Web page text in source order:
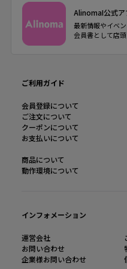
AlinomaI公式ア
最新情報やイベ
会員書として店
ご利用ガイド
会員登録について
ご注文について
クーポンについて
お支払いについて
商品について
動作環境について
インフォメーション
運営会社
お問い合わせ
企業様お問い合わせ